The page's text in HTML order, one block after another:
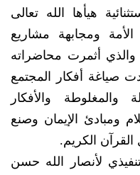
هيأها الله تعالى
ومجابهة مشاريع
والذي أثمرت محاضراته
صياغة أفكار المجتمع
والمغلوطة والأفكار
ومبادئ الإيمان وصنع
الكريم.
لأنصار الله حسن